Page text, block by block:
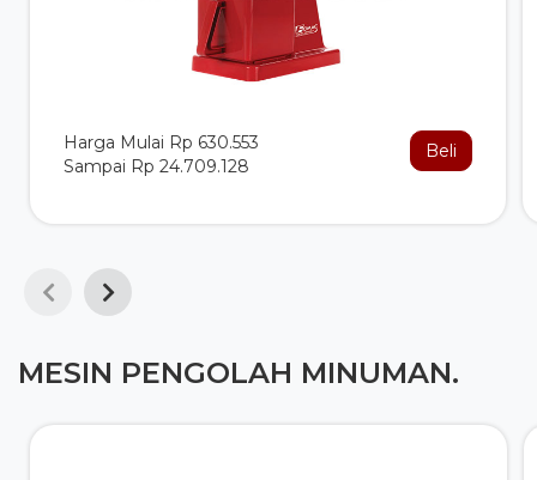
Harga Mulai Rp 630.553
Sampai Rp 24.709.128
Beli
MESIN PENGOLAH MINUMAN.